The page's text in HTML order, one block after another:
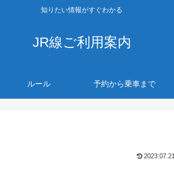
知りたい情報がすぐわかる
JR線ご利用案内
ルール 予約から乗車まで
2023.07.21